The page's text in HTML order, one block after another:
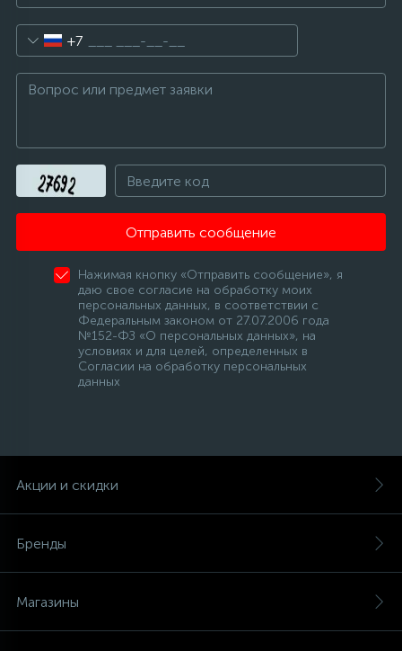
+7
Отправить сообщение
Нажимая кнопку «Отправить сообщение», я
даю свое согласие на обработку моих
персональных данных, в соответствии с
Федеральным законом от 27.07.2006 года
№152-ФЗ «О персональных данных», на
условиях и для целей, определенных в
Согласии на обработку персональных
данных
Акции и скидки
Бренды
Магазины